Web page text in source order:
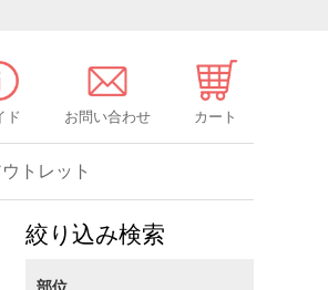
ド お問い合わせ カート
トレット
絞り込み検索